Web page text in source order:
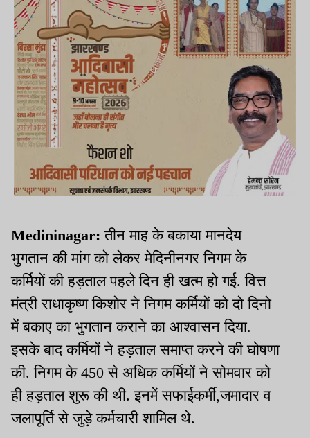
Medininagar: तीन माह के बकाया मानदेय
भुगतान की मांग को लेकर मेदिनीनगर निगम के
कर्मियों की हड़ताल पहले दिन ही खत्म हो गई. वित्त
मंत्री राधाकृष्ण किशोर ने निगम कर्मियों को दो दिनो
में बकाए का भुगतान कराने का आश्वासन दिया.
इसके बाद कर्मियों ने हड़ताल समाप्त करने की घोषणा
की. निगम के 450 से अधिक कर्मियों ने सोमवार को
ही हड़ताल शुरू की थी. इनमें सफाईकर्मी,जमादार व
जलापूर्ति से जुड़े कर्मचारी शामिल थे.